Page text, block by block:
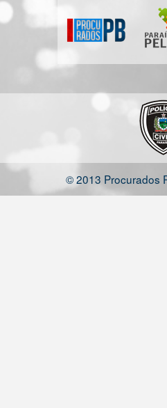
© 2013 Procurados